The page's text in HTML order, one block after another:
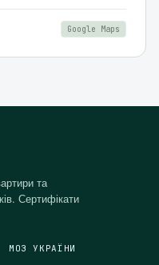
Google Maps
та
Сертифікати
МОЗ УКРАЇНИ